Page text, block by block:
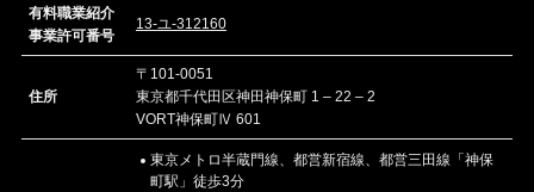
有料職業紹介
事業許可番号
13-ユ-312160
住所
〒101-0051
東京都千代田区神田神保町 1 – 22 – 2
VORT神保町Ⅳ 601
東京メトロ半蔵門線、都営新宿線、都営三田線「神保
町駅」徒歩3分